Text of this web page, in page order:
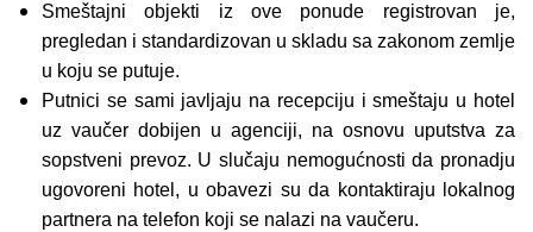
Smeštajni objekti iz ove ponude registrovan je,
pregledan i standardizovan u skladu sa zakonom zemlje
u koju se putuje.
Putnici se sami javljaju na recepciju i smeštaju u hotel
uz vaučer dobijen u agenciji, na osnovu uputstva za
sopstveni prevoz. U slučaju nemogućnosti da pronadju
ugovoreni hotel, u obavezi su da kontaktiraju lokalnog
partnera na telefon koji se nalazi na vaučeru.